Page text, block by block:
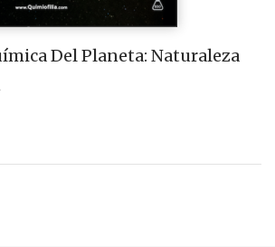
Del Planeta: Naturaleza